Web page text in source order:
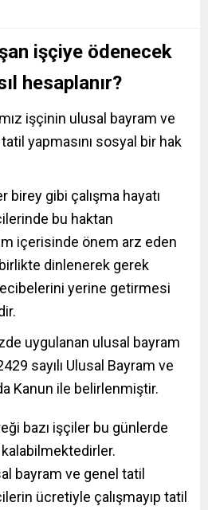
işçiye ödenecek
hesaplanır?
işçinin ulusal bayram ve
yapmasını sosyal bir hak
birey gibi çalışma hayatı
bu haktan
içerisinde önem arz eden
dinlenerek gerek
yerine getirmesi
uygulanan ulusal bayram
sayılı Ulusal Bayram ve
Kanun ile belirlenmiştir.
bazı işçiler bu günlerde
bayram ve genel tatil
ücretiyle çalışmayıp tatil